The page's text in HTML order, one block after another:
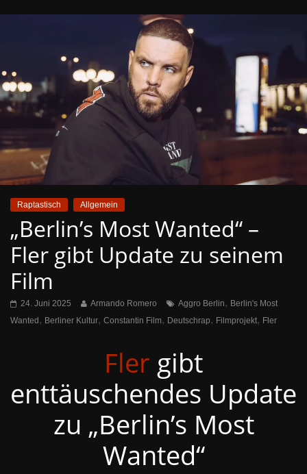
Raptastisch Allgemein
„Berlin’s Most Wanted“ –
Fler gibt Update zu seinem
Film
24. Juni 2025 Armando Romero Aggro Berlin, Berlin's Most
Wanted , Berliner Kultur, Constantin Film, Deutschrap, Filmprojekt, Fler
Fler gibt
enttäuschendes Update
zu „Berlin’s Most
Wanted“